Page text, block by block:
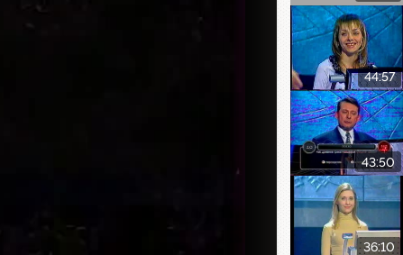
44:57
43:50
36:10